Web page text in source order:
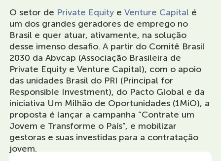
O setor de Private Equitye Venture Capital é
um dos grandes geradores de emprego no
Brasil e quer atuar, ativamente, na solução
desse imenso desafio. A partir do Comitê Brasil
2030 da Abvcap (Associação Brasileira de
Private Equity e Venture Capital), com o apoio
das unidades Brasil do PRI (Principal for
Responsible Investment), do Pacto Global e da
iniciativa Um Milhão de Oportunidades (1MiO), a
proposta é lançar a campanha “Contrate um
Jovem e Transforme o País”, e mobilizar
gestoras e suas investidas para a contratação
jovem.